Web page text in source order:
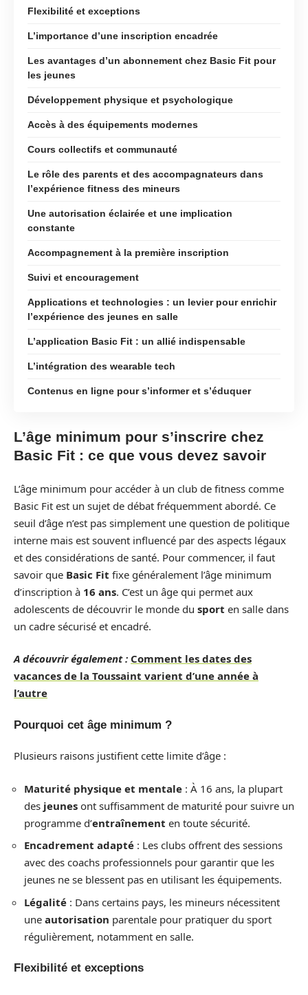
Flexibilité et exceptions
L’importance d’une inscription encadrée
Les avantages d’un abonnement chez Basic Fit pour
les jeunes
Développement physique et psychologique
Accès à des équipements modernes
Cours collectifs et communauté
Le rôle des parents et des accompagnateurs dans
l’expérience fitness des mineurs
Une autorisation éclairée et une implication
constante
Accompagnement à la première inscription
Suivi et encouragement
Applications et technologies : un levier pour enrichir
l’expérience des jeunes en salle
L’application Basic Fit : un allié indispensable
L’intégration des wearable tech
Contenus en ligne pour s’informer et s’éduquer
L’âge minimum pour s’inscrire chez
Basic Fit : ce que vous devez savoir
L’âge minimum pour accéder à un club de fitness comme
Basic Fit est un sujet de débat fréquemment abordé. Ce
seuil d’âge n’est pas simplement une question de politique
interne mais est souvent influencé par des aspects légaux
et des considérations de santé. Pour commencer, il faut
savoir que Basic Fit fixe généralement l’âge minimum
d’inscription à 16 ans. C’est un âge qui permet aux
adolescents de découvrir le monde du sport en salle dans
un cadre sécurisé et encadré.
A découvrir également : Comment les dates des
vacances de la Toussaint varient d’une année à
l’autre
Pourquoi cet âge minimum ?
Plusieurs raisons justifient cette limite d’âge :
Maturité physique et mentale : À 16 ans, la plupart
des jeunes ont suffisamment de maturité pour suivre un
programme d’entraînement en toute sécurité.
Encadrement adapté : Les clubs offrent des sessions
avec des coachs professionnels pour garantir que les
jeunes ne se blessent pas en utilisant les équipements.
Légalité : Dans certains pays, les mineurs nécessitent
une autorisation parentale pour pratiquer du sport
régulièrement, notamment en salle.
Flexibilité et exceptions